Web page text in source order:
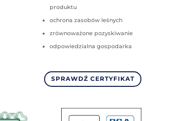
produktu
ochrona zasobów leśnych
zrównoważone pozyskiwanie
odpowiedzialna gospodarka
SPRAWDŹ CERTYFIKAT